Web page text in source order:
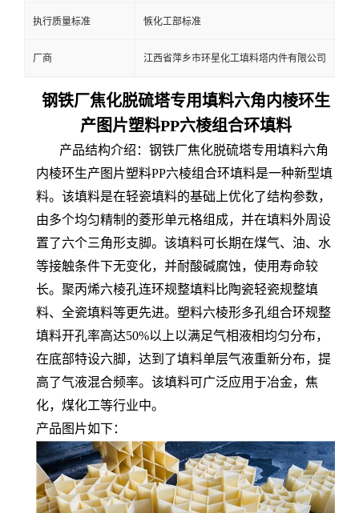
执行质量标准 愱化工部标准
厂商 江西省萍乡市环星化工填料塔内件有限公司
钢铁厂焦化脱硫塔专用填料六角内棱环生
产图片塑料PP六棱组合环填料
产品结构介绍：钢铁厂焦化脱硫塔专用填料六角
内棱环生产图片塑料PP六棱组合环填料是一种新型填
料。该填料是在轻瓷填料的基础上优化了结构参数，
由多个均匀精制的菱形单元格组成，并在填料外周设
置了六个三角形支脚。该填料可长期在煤气、油、水
等接触条件下无变化，并耐酸碱腐蚀，使用寿命较
长。聚丙烯六棱孔连环规整填料比陶瓷轻瓷规整填
料、全瓷填料等更先进。塑料六棱形多孔组合环规整
填料开孔率高达50%以上以满足气相液相均匀分布，
在底部特设六脚，达到了填料单层气液重新分布，提
高了气液混合频率。该填料可广泛应用于冶金，焦
化，煤化工等行业中。
产品图片如下：